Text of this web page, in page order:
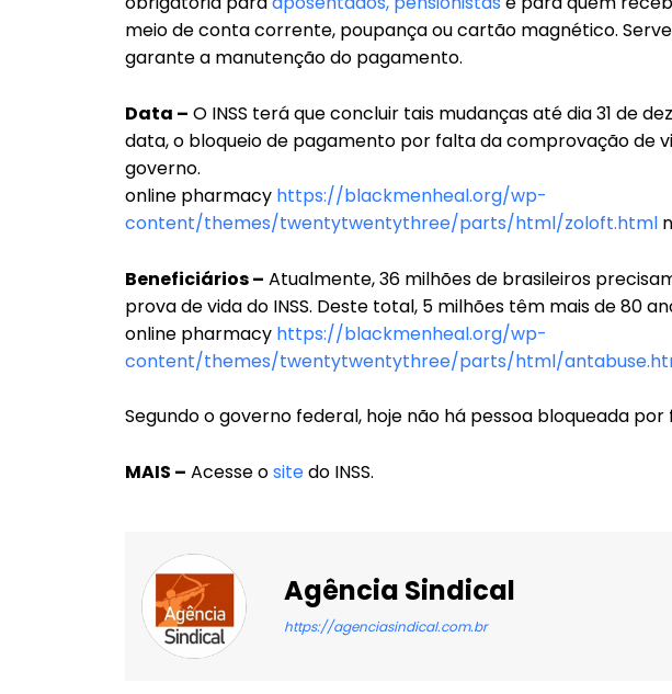
meio de conta corrente, poupança ou cartão magnético.
garante a manutenção do pagamento.
Data – O INSS terá que concluir tais mudanças até dia 31 de
data, o bloqueio de pagamento por falta da comprovação de
governo.
online pharmacy https://blackmenheal.org/wp-
content/themes/twentytwentythree/parts/html/zoloft.html
Beneficiários – Atualmente, 36 milhões de brasileiros
prova de vida do INSS. Deste total, 5 milhões têm mais de 80
online pharmacy https://blackmenheal.org/wp-
content/themes/twentytwentythree/parts/html/
Segundo o governo federal, hoje não há pessoa bloqueada
MAIS – Acesse ositedo INSS.
Agência Sindical
https://agenciasindical.com.br